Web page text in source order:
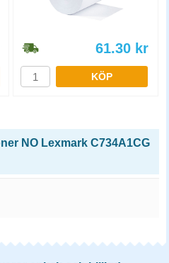
61.30 kr
KÖP
NO Lexmark C734A1CG